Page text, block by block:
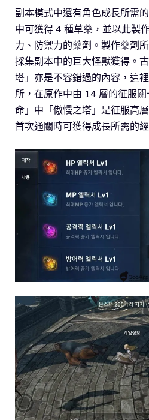
副本模式中還有角色成長所需
中可獲得 4 種草藥，並以此製
力、防禦力的藥劑。製作藥劑
採集副本中的巨大怪獸獲得。
塔」亦是不容錯過的內容，這
所，在原作中由 14 層的征服
命」中「傲慢之塔」是征服高
首次通關時可獲得成長所需的